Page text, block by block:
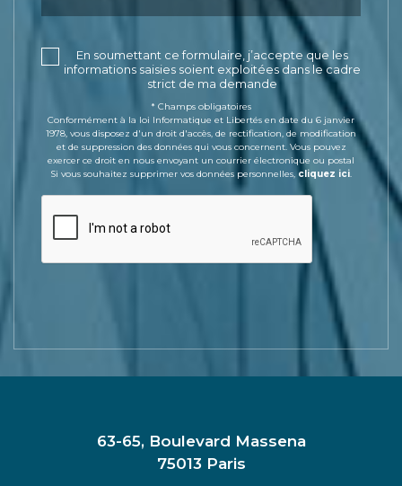
En soumettant ce formulaire, j’accepte que les
informations saisies soient exploitées dans le cadre
strict de ma demande
* Champs obligatoires
Conformément à la loi Informatique et Libertés en date du 6 janvier
1978, vous disposez d'un droit d'accès, de rectification, de modification
et de suppression des données qui vous concernent. Vous pouvez
exercer ce droit en nous envoyant un courrier électronique ou postal
Si vous souhaitez supprimer vos données personnelles, cliquez ici.
63-65, Boulevard Massena
75013 Paris